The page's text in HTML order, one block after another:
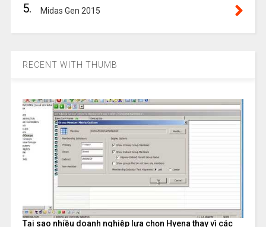
5. Midas Gen 2015
RECENT WITH THUMB
Tại sao nhiều doanh nghiệp lựa chọn Hyena thay vì các